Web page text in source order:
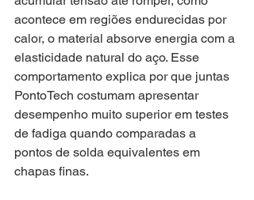
acontece em regiões endurecidas por
calor, o material absorve energia com a
elasticidade natural do aço. Esse
comportamento explica por que juntas
PontoTech costumam apresentar
desempenho muito superior em testes
de fadiga quando comparadas a
pontos de solda equivalentes em
chapas finas.